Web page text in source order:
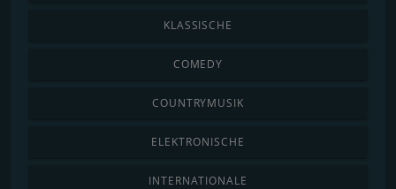
KLASSISCHE
COMEDY
COUNTRYMUSIK
ELEKTRONISCHE
INTERNATIONALE